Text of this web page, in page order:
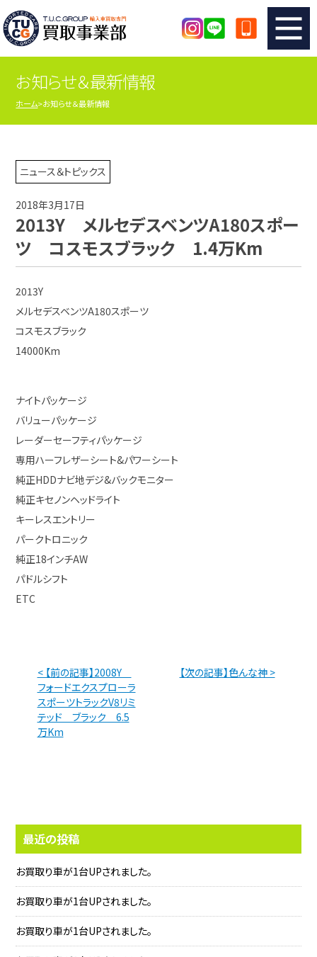
TUCのカンタン査定
査定の注意事項 メーカー別査定フォーム
TUCの買取実績
店舗紹介
シリアルナンバーの解説 アクセスマップ
お知らせ＆最新情報
ホーム お知らせ＆最新情報
ニュース＆トピックス
2018年3月17日
2013Y メルセデスベンツA180スポー
ツ コスモスブラック 1.4万Km
2013Y
メルセデスベンツA180スポーツ
コスモスブラック
14000Km
ナイトパッケージ
バリューパッケージ
レーダーセーフティパッケージ
専用ハーフレザーシート&パワーシート
純正HDDナビ地デジ&バックモニター
純正キセノンヘッドライト
キーレスエントリー
パークトロニック
純正18インチAW
パドルシフト
ETC
< 【前の記事】2008Y
フォードエクスプローラ
スポーツトラックV8リミ
テッド ブラック 6.5
万Km
【次の記事】色んな神 >
最近の投稿
お買取り車が1台UPされました。
お買取り車が1台UPされました。
お買取り車が1台UPされました。